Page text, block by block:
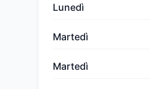
Lunedì
Martedì
Martedì